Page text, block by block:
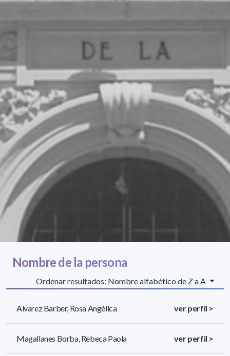
Nombre de la persona
Ordenar resultados: Nombre alfabético de Z a A
Alvarez Barber, Rosa Angélica ver perfil >
Magallanes Borba, Rebeca Paola ver perfil >